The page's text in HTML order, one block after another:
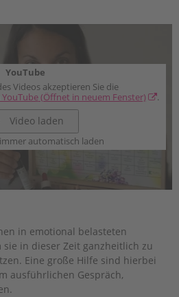
YouTube
Videos akzeptieren Sie die
(Öffnet in neuem Fenster) .
Video laden
automatisch laden
in emotional belasteten
in dieser Zeit ganzheitlich zu
Eine große Hilfe sind hierbei
ausführlichen Gespräch,